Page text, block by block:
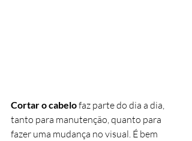
Cortar o cabelo faz parte do dia a dia,
tanto para manutenção, quanto para
fazer uma mudança no visual. É bem